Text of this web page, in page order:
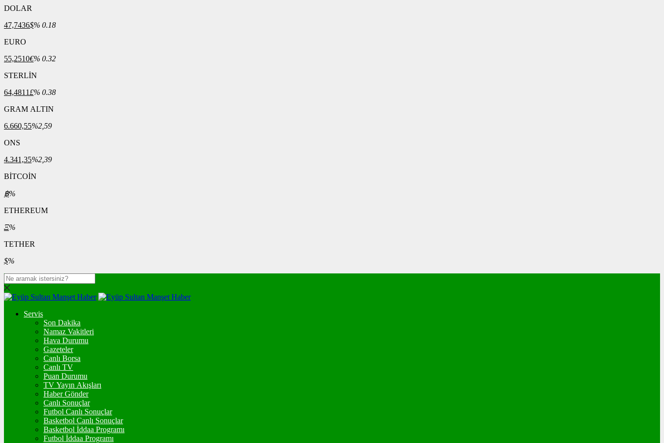
DOLAR
47,7436$% 0.18
EURO
55,2510€% 0.32
STERLİN
64,4811£% 0.38
GRAM ALTIN
6.660,55%2,59
ONS
4.341,35%2,39
BİTCOİN
฿%
ETHEREUM
Ξ%
TETHER
$%
Servis
Son Dakika
Namaz Vakitleri
Hava Durumu
Gazeteler
Canlı Borsa
Canlı TV
Puan Durumu
TV Yayın Akışları
Haber Gönder
Canlı Sonuçlar
Futbol Canlı Sonuçlar
Basketbol Canlı Sonuçlar
Basketbol İddaa Programı
Futbol İddaa Programı